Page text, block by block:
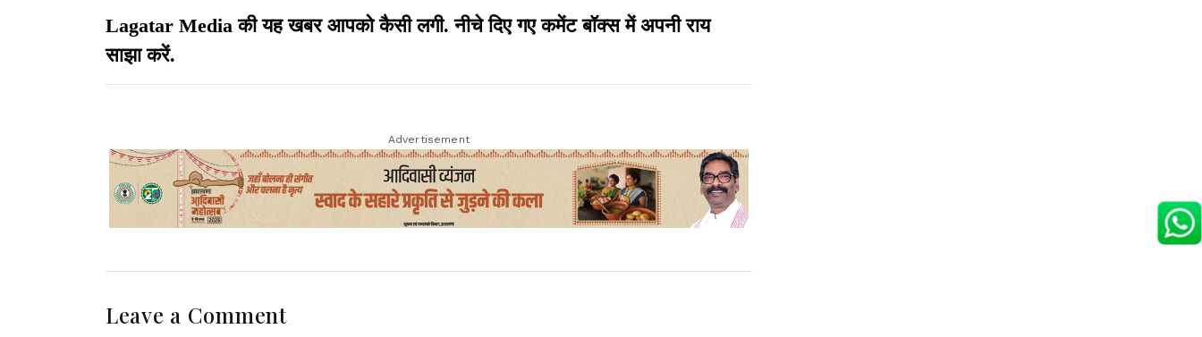
Lagatar Media की यह खबर आपको कैसी लगी. नीचे दिए गए कमेंट बॉक्स में अपनी राय
साझा करें.
Advertisement
Leave a Comment